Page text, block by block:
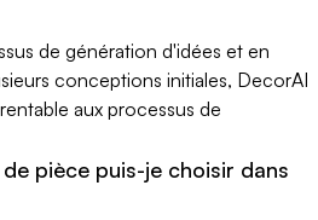
de génération d'idées et en
conceptions initiales, DecorAI
aux processus de
pièce puis-je choisir dans